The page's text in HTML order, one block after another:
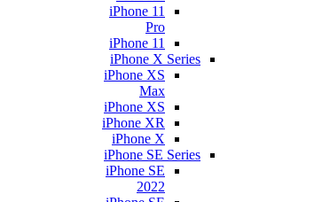
iPhone 11
Pro
iPhone 11
iPhone X Series
iPhone XS
Max
iPhone XS
iPhone XR
iPhone X
iPhone SE Series
iPhone SE
2022